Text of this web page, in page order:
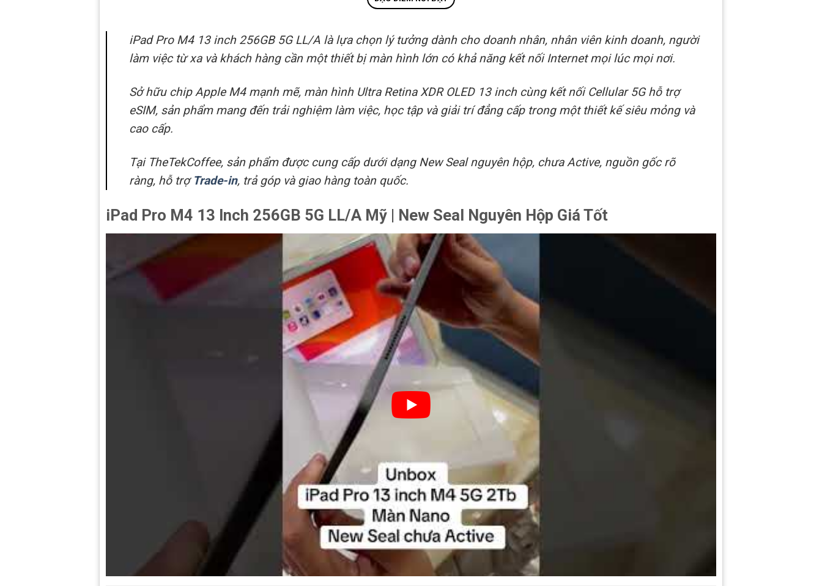
iPad Pro M4 13 inch 256GB 5G LL/A là lựa chọn lý tưởng dành cho doanh nhân, nhân viên kinh doanh, người
làm việc từ xa và khách hàng cần một thiết bị màn hình lớn có khả năng kết nối Internet mọi lúc mọi nơi.
Sở hữu chip Apple M4 mạnh mẽ, màn hình Ultra Retina XDR OLED 13 inch cùng kết nối Cellular 5G hỗ trợ
eSIM, sản phẩm mang đến trải nghiệm làm việc, học tập và giải trí đẳng cấp trong một thiết kế siêu mỏng và
cao cấp.
Tại TheTekCoffee, sản phẩm được cung cấp dưới dạng New Seal nguyên hộp, chưa Active, nguồn gốc rõ
ràng, hỗ trợ Trade-in, trả góp và giao hàng toàn quốc.
iPad Pro M4 13 Inch 256GB 5G LL/A Mỹ | New Seal Nguyên Hộp Giá Tốt